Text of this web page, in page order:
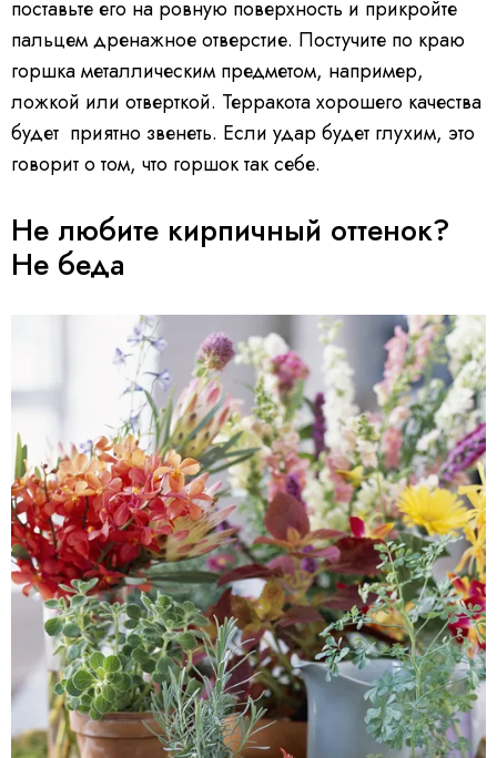
поставьте его на ровную поверхность и прикройте
пальцем дренажное отверстие. Постучите по краю
горшка металлическим предметом, например,
ложкой или отверткой. Терракота хорошего качества
будет приятно звенеть. Если удар будет глухим, это
говорит о том, что горшок так себе.
Не любите кирпичный оттенок?
Не беда